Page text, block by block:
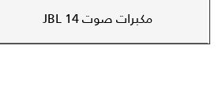
مكبرات صوت JBL 14